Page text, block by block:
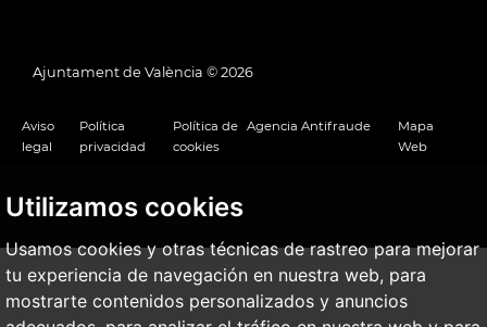
Utilizamos cookies
Usamos cookies y otras técnicas de rastreo para mejorar
tu experiencia de navegación en nuestra web, para
mostrarte contenidos personalizados y anuncios
Ajuntament de València © 2026
Aviso
legal
Política
privacidad
Política de
cookies
Agencia Antifraude
Mapa
Web